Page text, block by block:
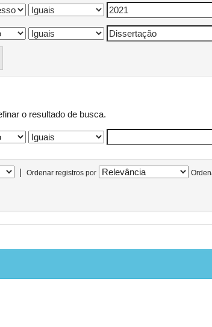
o resultado de busca.
| Ordenar registros por